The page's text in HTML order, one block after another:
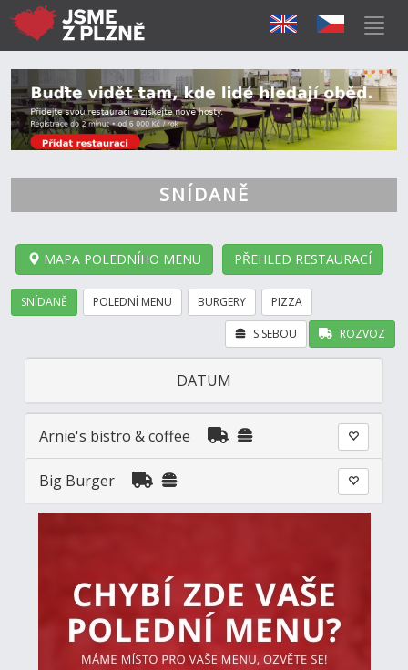
SNÍDANĚ
MAPA POLEDNÍHO MENU PŘEHLED RESTAURACÍ
SNÍDANĚ POLEDNÍ MENU BURGERY PIZZA
ROZVOZ
S SEBOU
DATUM
Arnie's bistro & coffee
Big Burger